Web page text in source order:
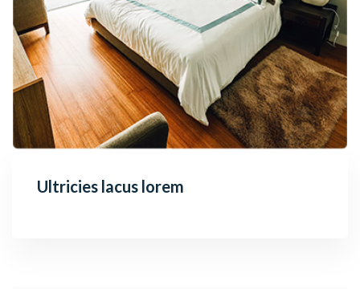
Ultricies lacus lorem